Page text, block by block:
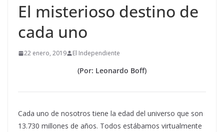
El misterioso destino de
cada uno
22 enero, 2019 El Independiente
(Por: Leonardo Boff)
Cada uno de nosotros tiene la edad del universo que son
13.730 millones de años. Todos estábamos virtualmente